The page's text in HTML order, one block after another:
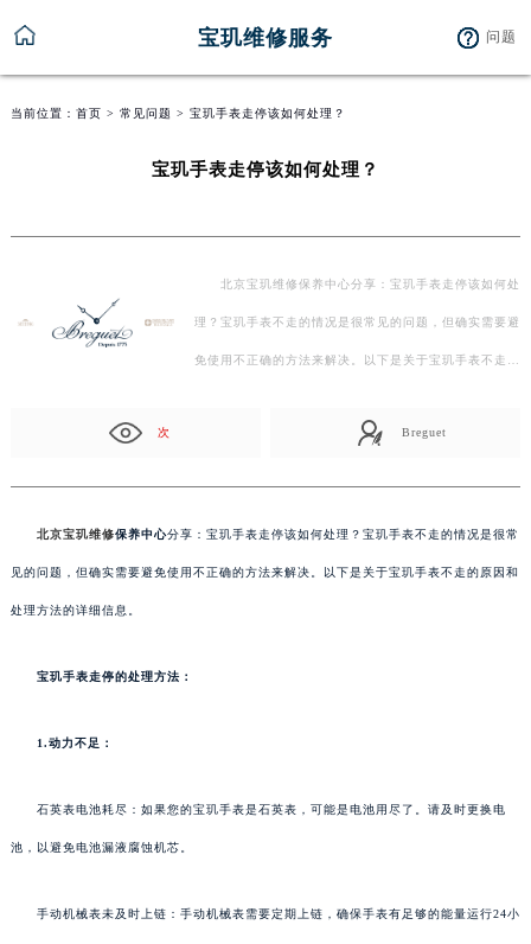
宝玑维修服务 问题
当前位置： 首页 > 常见问题 > 宝玑手表走停该如何处理？
宝玑手表走停该如何处理？
北京宝玑维修保养中心分享：宝玑手表走停该如何处
理？宝玑手表不走的情况是很常见的问题，但确实需要避
免使用不正确的方法来解决。以下是关于宝玑手表不走…
次 Breguet
北京宝玑维修保养中心分享：宝玑手表走停该如何处理？宝玑手表不走的情况是很常
见的问题，但确实需要避免使用不正确的方法来解决。以下是关于宝玑手表不走的原因和
处理方法的详细信息。
宝玑手表走停的处理方法：
1.动力不足：
石英表电池耗尽：如果您的宝玑手表是石英表，可能是电池用尽了。请及时更换电
池，以避免电池漏液腐蚀机芯。
手动机械表未及时上链：手动机械表需要定期上链，确保手表有足够的能量运行24小